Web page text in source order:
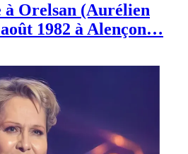
Orelsan (Aurélien
1982 à Alençon…